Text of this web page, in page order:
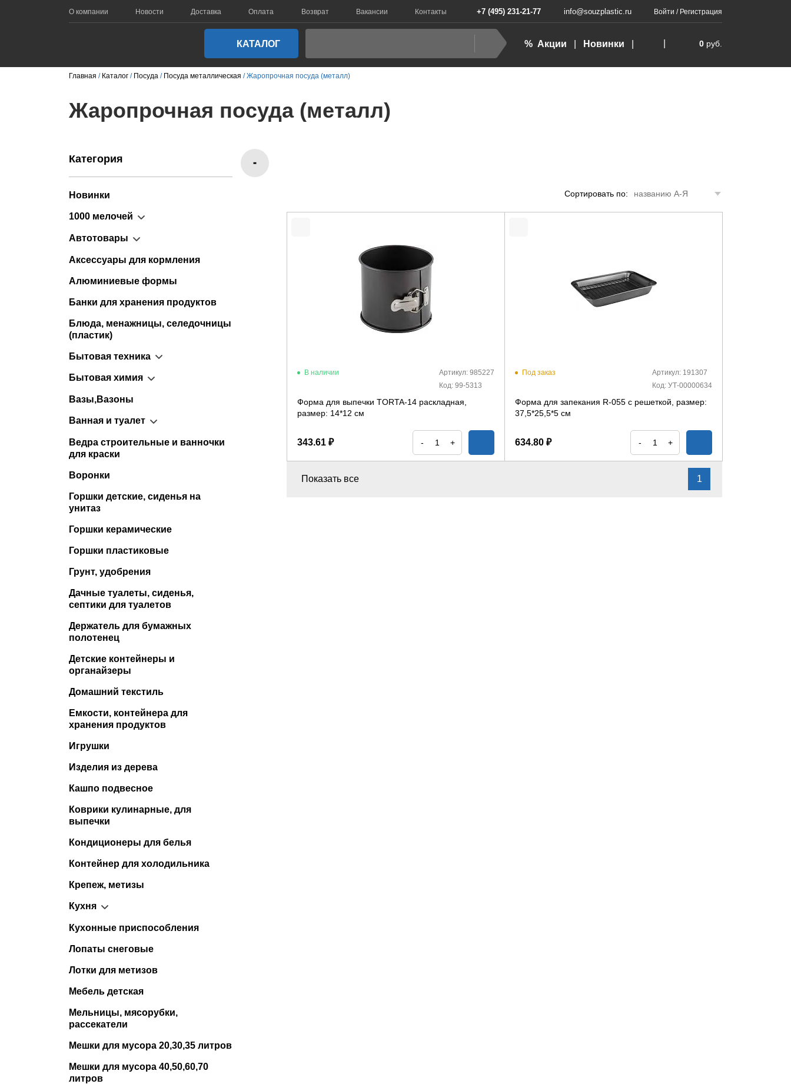
О компании Новости Доставка Оплата Возврат Вакансии Контакты +7 (495) 231-21-77 info@souzplastic.ru Войти / Регистрация
КАТАЛОГ % Акции Новинки 0 руб.
Главная Каталог Посуда Посуда металлическая Жаропрочная посуда (металл)
Жаропрочная посуда (металл)
Категория
Новинки
1000 мелочей
Автотовары
Аксессуары для кормления
Алюминиевые формы
Банки для хранения продуктов
Блюда, менажницы, селедочницы
(пластик)
Бытовая техника
Бытовая химия
Вазы,Вазоны
Ванная и туалет
Ведра строительные и ванночки
для краски
Воронки
Горшки детские, сиденья на
унитаз
Горшки керамические
Горшки пластиковые
Грунт, удобрения
Дачные туалеты, сиденья,
септики для туалетов
Держатель для бумажных
полотенец
Детские контейнеры и
органайзеры
Домашний текстиль
Емкости, контейнера для
хранения продуктов
Игрушки
Изделия из дерева
Кашпо подвесное
Коврики кулинарные, для
выпечки
Кондиционеры для белья
Контейнер для холодильника
Крепеж, метизы
Кухня
Кухонные приспособления
Лопаты снеговые
Лотки для метизов
Мебель детская
Мельницы, мясорубки,
рассекатели
Мешки для мусора 20,30,35 литров
Мешки для мусора 40,50,60,70
литров
Сортировать по: названию А-Я
В наличии
Артикул: 985227
Код: 99-5313
Форма для выпечки TORTA-14 раскладная,
размер: 14*12 см
343.61 ₽ - +
Под заказ
Артикул: 191307
Код: УТ-00000634
Форма для запекания R-055 с решеткой, размер:
37,5*25,5*5 см
634.80 ₽ - +
Показать все 1